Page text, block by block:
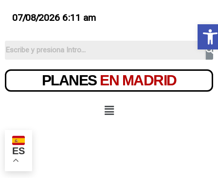
07/08/2026 6:11 am
PLANES EN MADRID
ES